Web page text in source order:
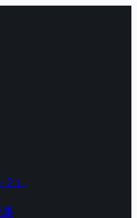
）
事